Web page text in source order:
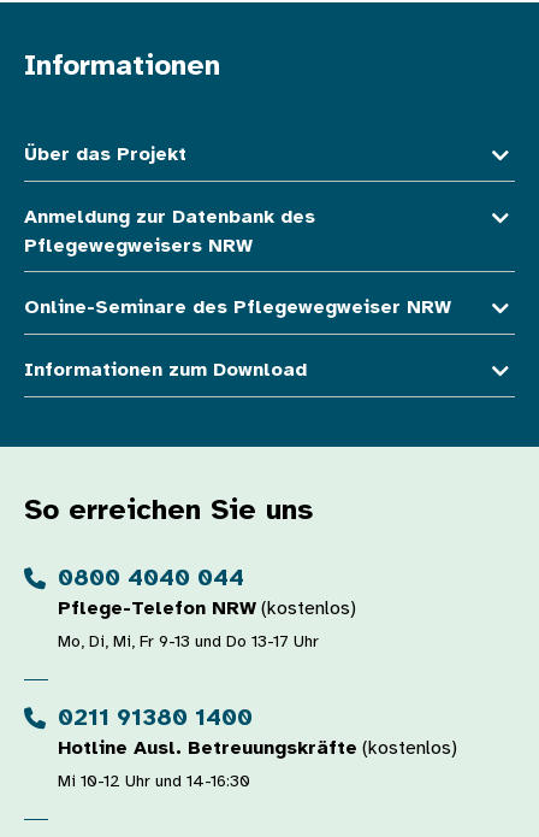
Informationen
Über das Projekt
Anmeldung zur Datenbank des
Pflegewegweisers NRW
Online-Seminare des Pflegewegweiser NRW
Informationen zum Download
So erreichen Sie uns
0800 4040 044
Pflege-Telefon NRW (kostenlos)
Mo, Di, Mi, Fr 9-13 und Do 13-17 Uhr
0211 91380 1400
Hotline Ausl. Betreuungskräfte (kostenlos)
Mi 10-12 Uhr und 14-16:30